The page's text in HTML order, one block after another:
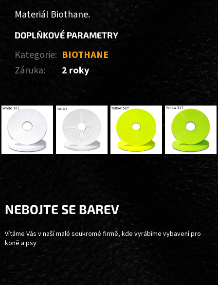
Materiál Biothane.
DOPLŇKOVÉ PARAMETRY
Kategorie: BIOTHANE
Záruka: 2 roky
ANEBOJTE SE BAREV
Vítáme Vás v naší malé soukromé firmě, kde vyrábíme vybavení pro
koně a psy